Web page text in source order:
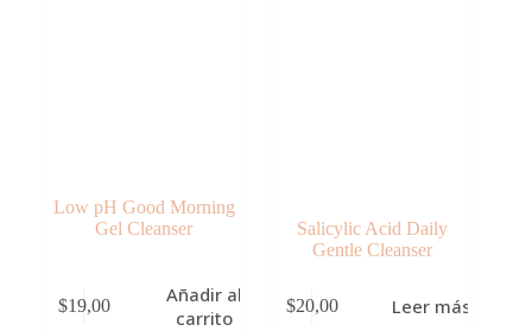
Low pH Good Morning
Gel Cleanser
$19,00
Añadir al
carrito
Salicylic Acid Daily
Gentle Cleanser
$20,00 Leer más